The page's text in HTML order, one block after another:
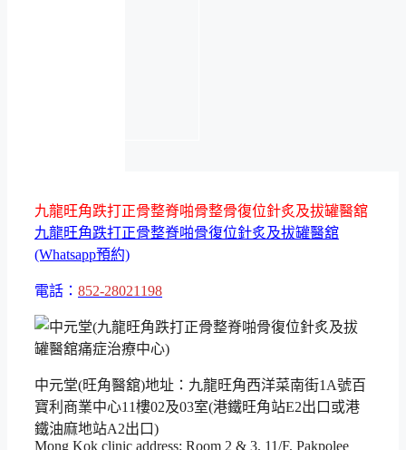
九龍旺角跌打正骨整脊啪骨整骨復位針炙及拔罐醫舘
九龍旺角跌打正骨整脊啪骨復位針炙及拔罐醫舘
(Whatsapp預約)
電話： 852-28021198
中元堂(旺角醫舘)地址：九龍旺角西洋菜南街1A號百
寶利商業中心11樓02及03室(港鐵旺角站E2出口或港
鐵油麻地站A2出口)
Mong Kok clinic address: Room 2 & 3, 11/F, Pakpolee